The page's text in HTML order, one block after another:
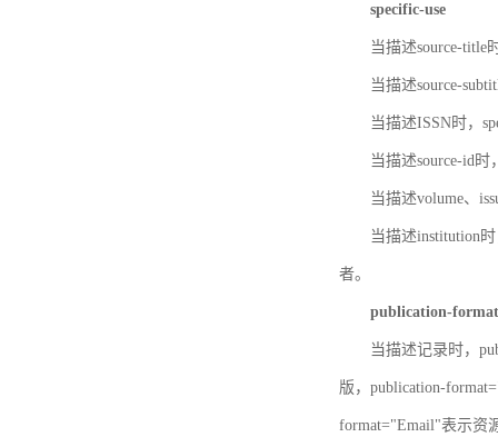
specific-use
当描述source-title
当描述source-
当描述ISSN时，
当描述source-id
当描述volume、
当描述institution
者。
publication-format
当描述记录时，
版，publication-
format="Email"表示资